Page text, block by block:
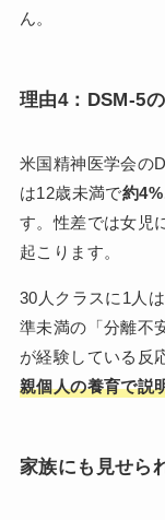
ん。
理由4：DSM-5
米国精神医学会の
は12歳未満で約4%
す。性差では女児
起こります。
30人クラスに1人
準未満の「分離不
が経験している反
親個人の養育で説
家族にも見せら